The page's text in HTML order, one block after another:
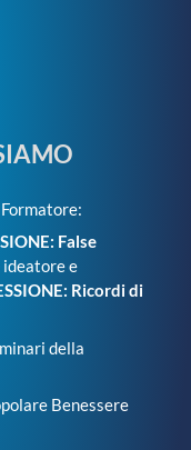
False
ideatore e
Ricordi di
della
Benessere